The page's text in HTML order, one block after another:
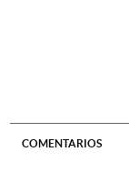
COMENTARIOS